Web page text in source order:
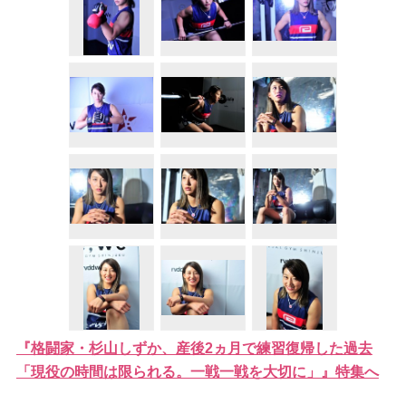
『格闘家・杉山しずか、産後2ヵ月で練習復帰した過去
「現役の時間は限られる。一戦一戦を大切に」』特集へ